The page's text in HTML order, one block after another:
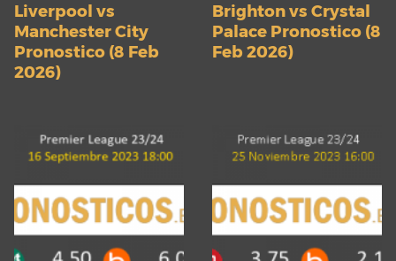
Liverpool vs
Manchester City
Pronostico (8 Feb
2026)
Brighton vs Crystal
Palace Pronostico (8
Feb 2026)